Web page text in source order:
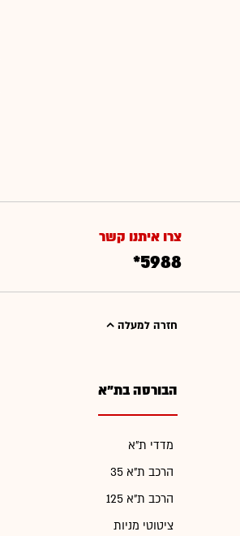
צרו איתנו קשר
*5988
חזרה למעלה
הבורסה בת"א
מדדי ת"א
הרכב ת"א 35
הרכב ת"א 125
ציטוטי מניות